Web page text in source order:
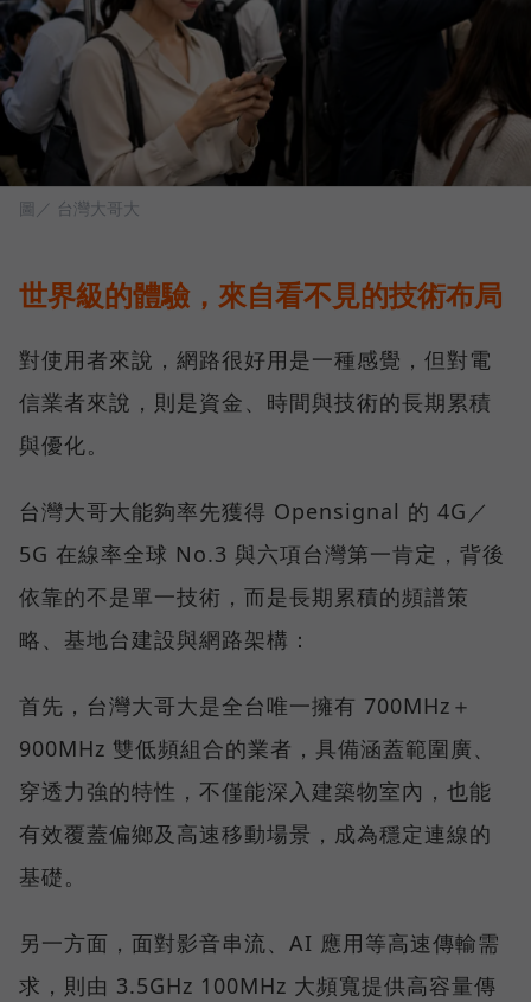
圖／ 台灣大哥大
世界級的體驗，來自看不見的技術布局
對使用者來說，網路很好用是一種感覺，但對電
信業者來說，則是資金、時間與技術的長期累積
與優化。
台灣大哥大能夠率先獲得 Opensignal 的 4G／
5G 在線率全球 No.3 與六項台灣第一肯定，背後
依靠的不是單一技術，而是長期累積的頻譜策
略、基地台建設與網路架構：
首先，台灣大哥大是全台唯一擁有 700MHz＋
900MHz 雙低頻組合的業者，具備涵蓋範圍廣、
穿透力強的特性，不僅能深入建築物室內，也能
有效覆蓋偏鄉及高速移動場景，成為穩定連線的
基礎。
另一方面，面對影音串流、AI 應用等高速傳輸需
求，則由 3.5GHz 100MHz 大頻寬提供高容量傳